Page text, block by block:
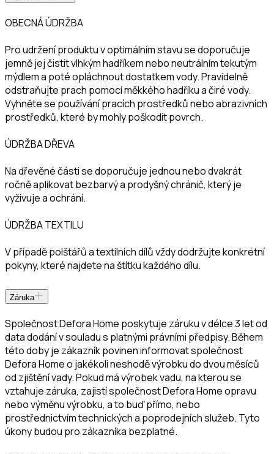
OBECNÁ ÚDRŽBA
Pro udržení produktu v optimálním stavu se doporučuje
jemně jej čistit vlhkým hadříkem nebo neutrálním tekutým
mýdlem a poté opláchnout dostatkem vody. Pravidelně
odstraňujte prach pomocí měkkého hadříku a čiré vody.
Vyhněte se používání pracích prostředků nebo abrazivních
prostředků, které by mohly poškodit povrch.
ÚDRŽBA DŘEVA
Na dřevěné části se doporučuje jednou nebo dvakrát
ročně aplikovat bezbarvý a prodyšný chránič, který je
vyživuje a ochrání.
ÚDRŽBA TEXTILU
V případě polštářů a textilních dílů vždy dodržujte konkrétní
pokyny, které najdete na štítku každého dílu.
Záruka
Společnost Defora Home poskytuje záruku v délce 3 let od
data dodání v souladu s platnými právními předpisy. Během
této doby je zákazník povinen informovat společnost
Defora Home o jakékoli neshodě výrobku do dvou měsíců
od zjištění vady. Pokud má výrobek vadu, na kterou se
vztahuje záruka, zajistí společnost Defora Home opravu
nebo výměnu výrobku, a to buď přímo, nebo
prostřednictvím technických a poprodejních služeb. Tyto
úkony budou pro zákazníka bezplatné.